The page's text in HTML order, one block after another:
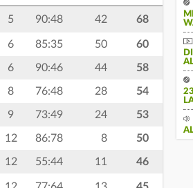
5 90:48 42 68
6 85:35 50 60
6 90:46 44 58
8 76:48 28 54
9 73:49 24 53
12 86:78 8 50
12 55:44 11 46